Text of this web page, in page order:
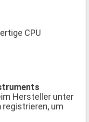
CPU
Hersteller unter
registrieren, um